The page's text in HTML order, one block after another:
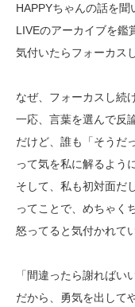
HAPPYちゃんの話を聞
LIVEのアーカイブを鑑
気付いたらフォーカス
なぜ、フォーカスし続
一応、言葉を選んで反
だけど、誰も「そうだ
って気を私に解るよう
そして、私も初対面だ
ってことで、めちゃく
怒ってると気付かれて
「間違ったら謝ればい
だから、勇気を出して